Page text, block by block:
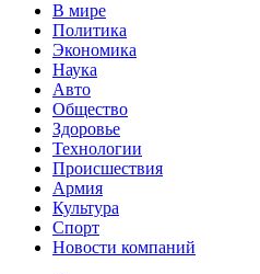
В мире
Политика
Экономика
Наука
Авто
Общество
Здоровье
Технологии
Происшествия
Армия
Культура
Спорт
Новости компаний